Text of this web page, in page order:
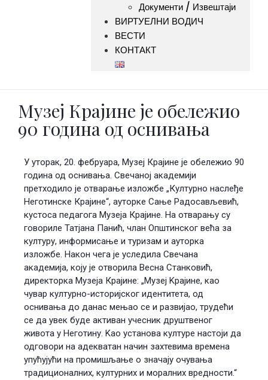
Документи / Извештаји
ВИРТУЕЛНИ ВОДИЧ
ВЕСТИ
КОНТАКТ
Музеј Крајине је обележио
90 година од оснивања
У уторак, 20. фебруара, Музеј Крајине је обележио 90
година од оснивања. Свечаној академији
претходило је отварање изложбе „Културно наслеђе
Неготинске Крајине“, ауторке Сање Радосављевић,
кустоса педагога Музеја Крајине. На отварању су
говориле Татјана Панић, члан Општинског већа за
културу, информисање и туризам и ауторка
изложбе. Након чега је уследила Свечана
академија, коју је отворила Весна Станковић,
директорка Музеја Крајине: „Myзej Kpajине, као
чувар културно-историjског идентитета, од
оснивања до данас мењао се и развиjао, трудећи
се да увек буде активан учесник друштвеног
живота у Неготину. Kао установа културе настоjи да
одговори на aдекватан начин заxтевима времена
yпyћyjyћи на промишљање о значajу oчувања
традиционалних, културних и моралних вредности.“